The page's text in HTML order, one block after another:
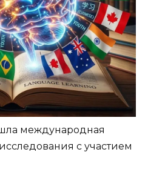
международная
с участием